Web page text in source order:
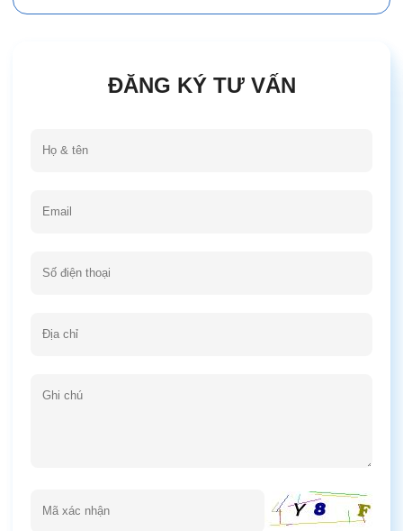
ĐĂNG KÝ TƯ VẤN